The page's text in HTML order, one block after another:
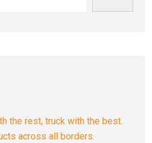
the rest, truck with the best.
across all borders.